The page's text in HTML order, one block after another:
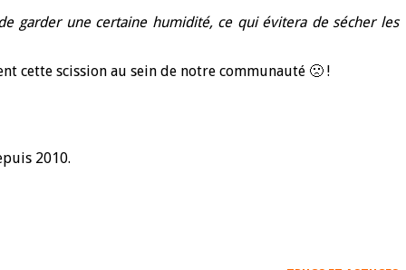
garder une certaine humidité, ce qui évitera de sécher les
cette scission au sein de notre communauté 🙁 !
2010.